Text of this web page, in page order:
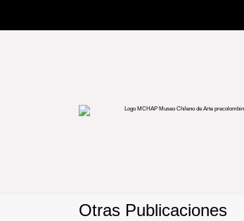
Otras Publicaciones